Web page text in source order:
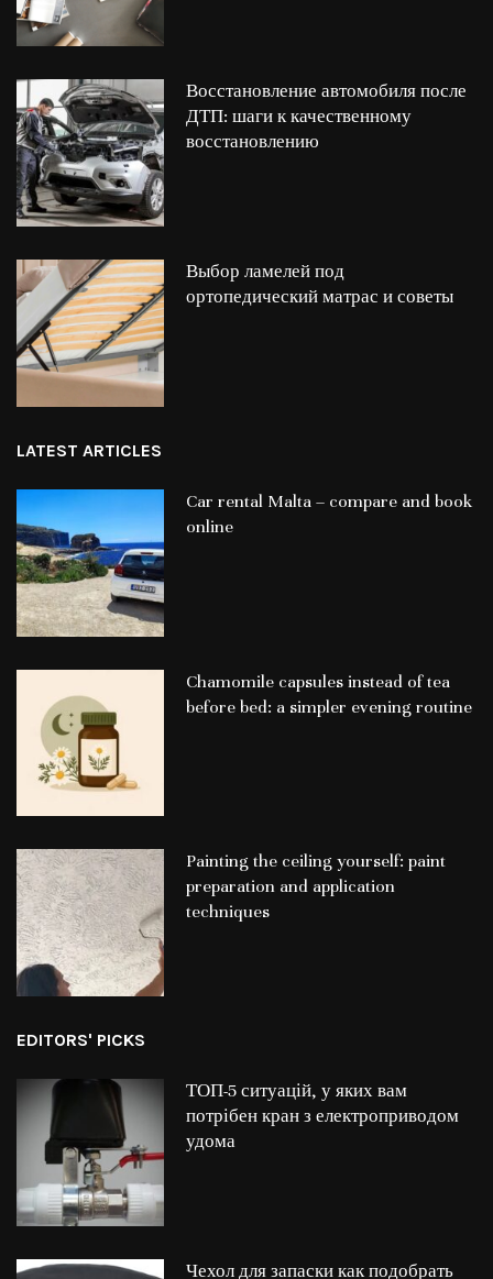
Восстановление автомобиля после
ДТП: шаги к качественному
восстановлению
Выбор ламелей под
ортопедический матрас и советы
LATEST ARTICLES
Car rental Malta – compare and book
online
Chamomile capsules instead of tea
before bed: a simpler evening routine
Painting the ceiling yourself: paint
preparation and application
techniques
EDITORS' PICKS
ТОП-5 ситуацій, у яких вам
потрібен кран з електроприводом
удома
Чехол для запаски как подобрать